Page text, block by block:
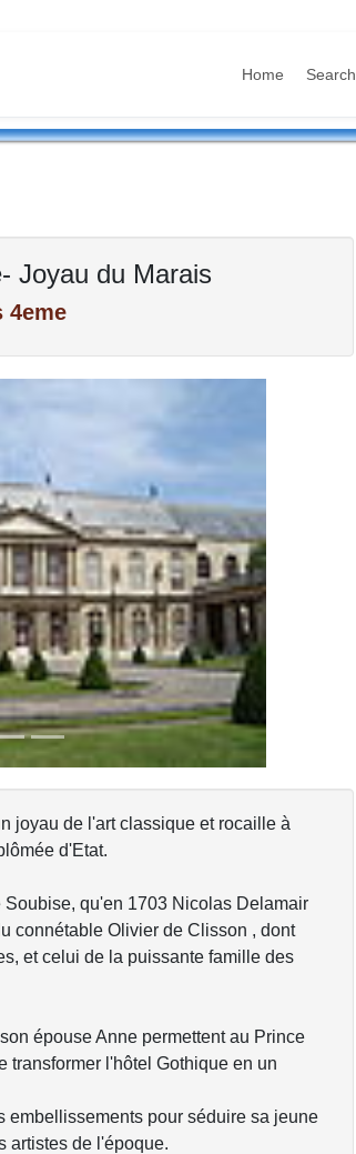
Home Search
Joyau du Marais
4eme
joyau de l'art classique et rocaille à
d'Etat.
qu'en 1703 Nicolas Delamair
connétable Olivier de Clisson , dont
et celui de la puissante famille des
épouse Anne permettent au Prince
transformer l'hôtel Gothique en un
embellissements pour séduire sa jeune
artistes de l'époque.